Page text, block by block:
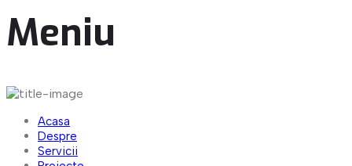
Meniu
Acasa
Despre
Servicii